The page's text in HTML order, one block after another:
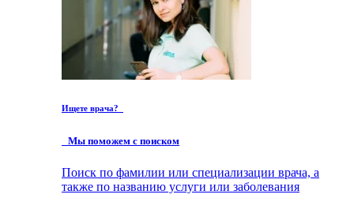
Ищете врача?
Мы поможем с поиском
Поиск по фамилии или специализации врача, а
также по названию услуги или заболевания